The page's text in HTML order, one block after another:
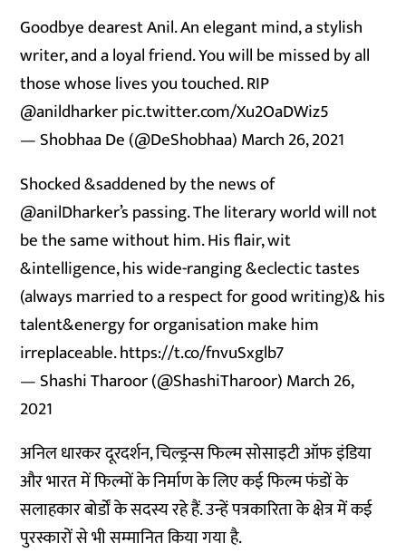
Goodbye dearest Anil. An elegant mind, a stylish
writer, and a loyal friend. You will be missed by all
those whose lives you touched. RIP
@anildharkerpic.twitter.com/Xu2OaDWiz5
— Shobhaa De (@DeShobhaa)March 26, 2021
Shocked &saddened by the news of
@anilDharker’s passing. The literary world will not
be the same without him. His flair, wit
&intelligence, his wide-ranging &eclectic tastes
(always married to a respect for good writing)& his
talent&energy for organisation make him
irreplaceable.https://t.co/fnvuSxglb7
— Shashi Tharoor (@ShashiTharoor)March 26,
2021
अनिल धारकर दूरदर्शन, चिल्ड्रन्स फिल्म सोसाइटी ऑफ इंडिया
और भारत में फिल्मों के निर्माण के लिए कई फिल्म फंडों के
सलाहकार बोर्डों के सदस्य रहे हैं. उन्हें पत्रकारिता के क्षेत्र में कई
पुरस्कारों से भी सम्मानित किया गया है.